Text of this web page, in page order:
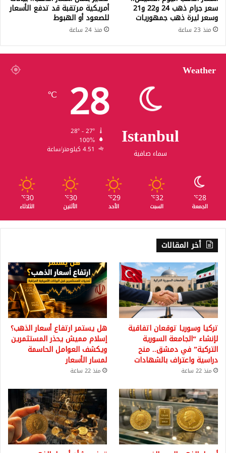
سعر جرام ذهب 24 و22 و21
وسعر ليرة ذهب جمهوريات
منذ 23 ساعة
أمريكية مرتقبة قد تدفع الأسعار
للصعود أو الهبوط
منذ 24 ساعة
Weather
Istanbul
سماء صافية
28
℃
100%
4.51 كيلومتر/ساعة
28
℃
الجمعة
32
℃
السبت
29
℃
الأحد
30
℃
الأثنين
30
℃
الثلاثاء
أخر المقالات
تركيا وسوريا توقعان اتفاقية
لإنشاء “الجامعة السورية
التركية” في دمشق.. منح
دراسية واعتراف بالشهادات
منذ 22 ساعة
هل يستمر ارتفاع أسعار الذهب؟
إسلام مميش يحذر المستثمرين
ويكشف العوامل الحاسمة
لمسار الأسعار
منذ 22 ساعة